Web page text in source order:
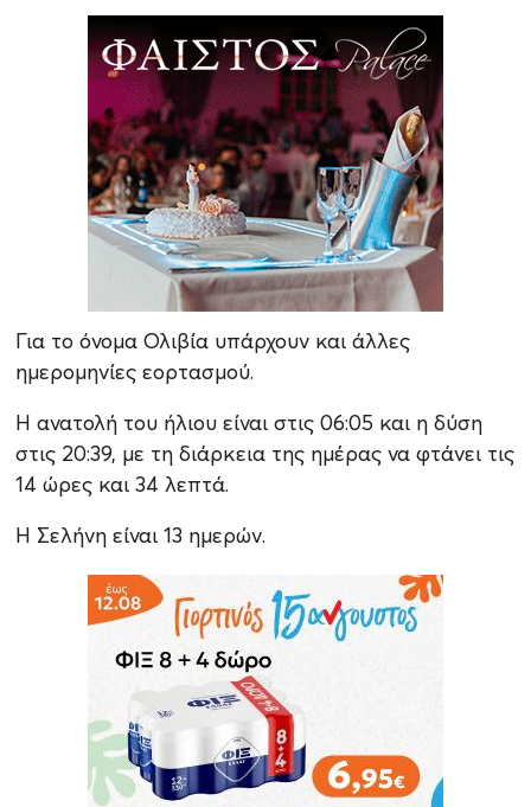
Για το όνομα Ολιβία υπάρχουν και άλλες
ημερομηνίες εορτασμού.
Η ανατολή του ήλιου είναι στις 06:05 και η δύση
στις 20:39, με τη διάρκεια της ημέρας να φτάνει τις
14 ώρες και 34 λεπτά.
Η Σελήνη είναι 13 ημερών.